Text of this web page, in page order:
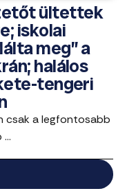
ültettek
iskolai
meg” a
halálos
tengeri
csak a legfontosabb